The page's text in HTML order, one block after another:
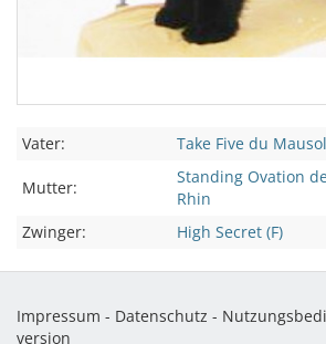
Vater: Take Five du
Mutter:
Standing Ovation
Rhin
Zwinger:
High Secret (F)
Impressum - Datenschutz -
version